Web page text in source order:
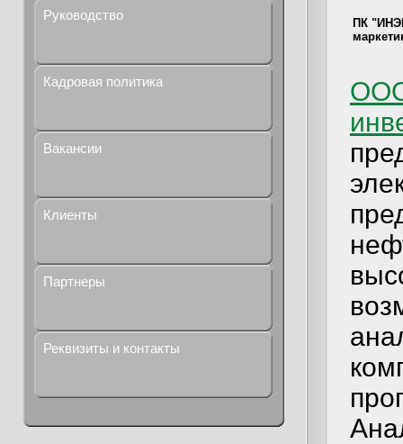
Руководство
Кадровая политика
Вакансии
Клиенты
Партнеры
Реквизиты и контакты
ПК